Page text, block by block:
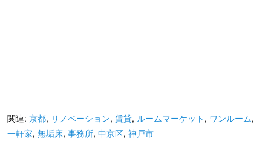
関連: 京都, リノベーション, 賃貸, ルームマーケット , ワンルーム,
一軒家, 無垢床, 事務所, 中京区, 神戸市